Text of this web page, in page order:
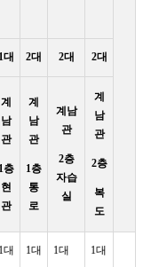
1대 2대 2대 2대
계
남
관
1층
현
관
계
남
관
1층
통
로
계남
관
2층
자습
실
계
남
관
2층
복
도
1대 1대 1대 1대